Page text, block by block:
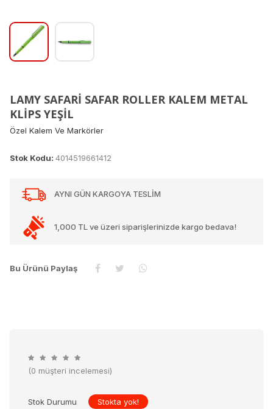
LAMY SAFARİ SAFAR ROLLER KALEM METAL
KLİPS YEŞİL
Özel Kalem Ve Markörler
Stok Kodu: 4014519661412
AYNI GÜN KARGOYA TESLİM
1,000 TL ve üzeri siparişlerinizde kargo bedava!
Bu Ürünü Paylaş
(0 müşteri incelemesi)
Stok Durumu Stokta yok!